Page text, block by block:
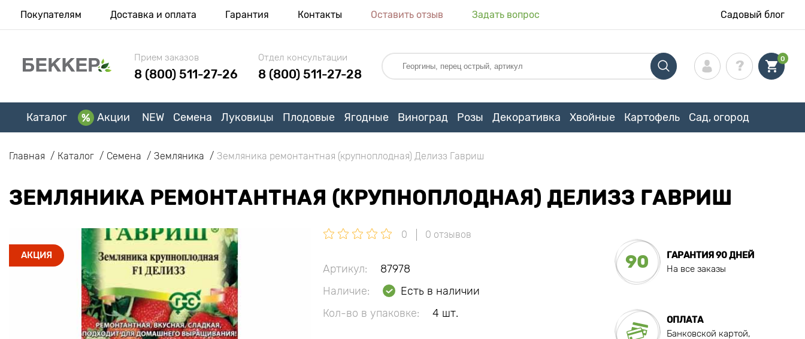
Покупателям Доставка и оплата Гарантия Контакты Оставить отзыв Задать вопрос Садовый блог
Прием заказов
8 (800) 511-27-26
Отдел консультации
8 (800) 511-27-28
0
Каталог Акции NEW Семена Луковицы Плодовые Ягодные Виноград Розы Декоративка Хвойные Картофель Сад, огород
Главная Каталог Семена Земляника Земляника ремонтантная (крупноплодная) Делизз Гавриш
ЗЕМЛЯНИКА РЕМОНТАНТНАЯ (КРУПНОПЛОДНАЯ) ДЕЛИЗЗ ГАВРИШ
АКЦИЯ
0 0 отзывов
Артикул:
87978
Наличие:
Есть в наличии
Кол-во в упаковке:
4 шт.
90
ГАРАНТИЯ 90 ДНЕЙ
На все заказы
ОПЛАТА
Банковской картой,